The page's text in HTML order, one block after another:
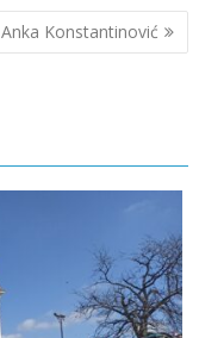
Anka Konstantinović